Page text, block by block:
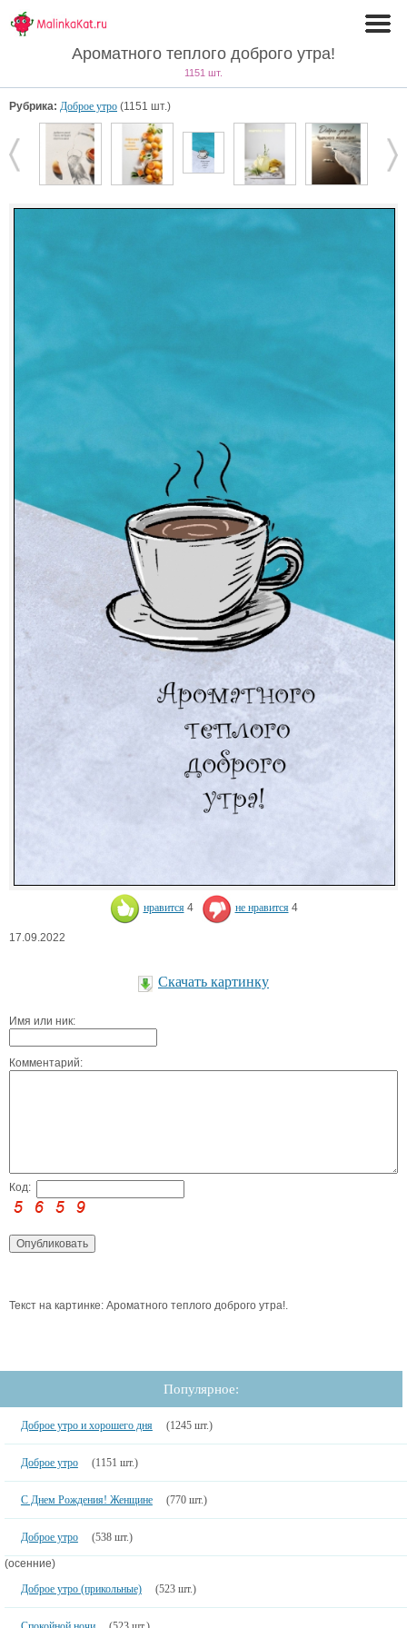
Ароматного теплого доброго утра!
1151 шт.
Рубрика: Доброе утро (1151 шт.)
нравится 4 не нравится 4
17.09.2022
Скачать картинку
Имя или ник:
Комментарий:
Код:
Текст на картинке: Ароматного теплого доброго утра!.
Популярное:
Доброе утро и хорошего дня (1245 шт.)
Доброе утро (1151 шт.)
С Днем Рождения! Женщине (770 шт.)
Доброе утро (538 шт.)
(осенние)
Доброе утро (прикольные)
(523 шт.)